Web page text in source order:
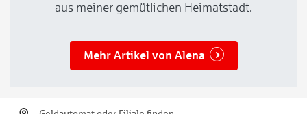
aus meiner gemütlichen Heimatstadt.
Mehr Artikel von Alena